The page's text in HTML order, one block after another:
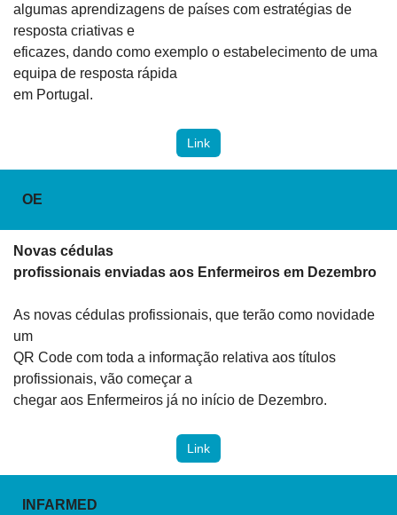
algumas aprendizagens de países com estratégias de
resposta criativas e
eficazes, dando como exemplo o estabelecimento de uma
equipa de resposta rápida
em Portugal.
Link
OE
Novas cédulas
profissionais enviadas aos Enfermeiros em Dezembro
As novas cédulas profissionais, que terão como novidade
um
QR Code com toda a informação relativa aos títulos
profissionais, vão começar a
chegar aos Enfermeiros já no início de Dezembro.
Link
INFARMED